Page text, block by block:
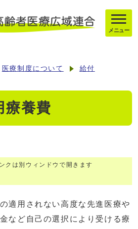
メニュー
医療制度について 給付
療養費
クは別ウィンドウで開きます
適用されない高度な先進医療や
など自己の選択により受ける療